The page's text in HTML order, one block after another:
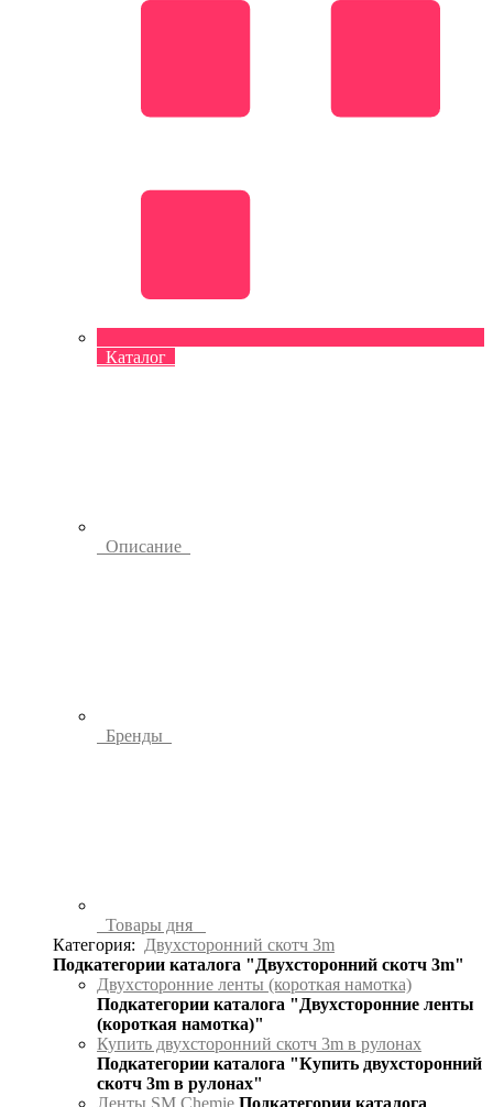
Каталог
Описание
Бренды
Товары дня
Категория:
Двухсторонний скотч 3m
Подкатегории каталога "Двухсторонний скотч 3m"
Двухсторонние ленты (короткая намотка)
Подкатегории каталога "Двухсторонние ленты
(короткая намотка)"
Купить двухсторонний скотч 3m в рулонах
Подкатегории каталога "Купить двухсторонний
скотч 3m в рулонах"
Ленты SM Chemie Подкатегории каталога